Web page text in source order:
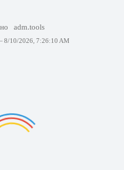
adm.tools
8/10/2026, 7:26:10 AM